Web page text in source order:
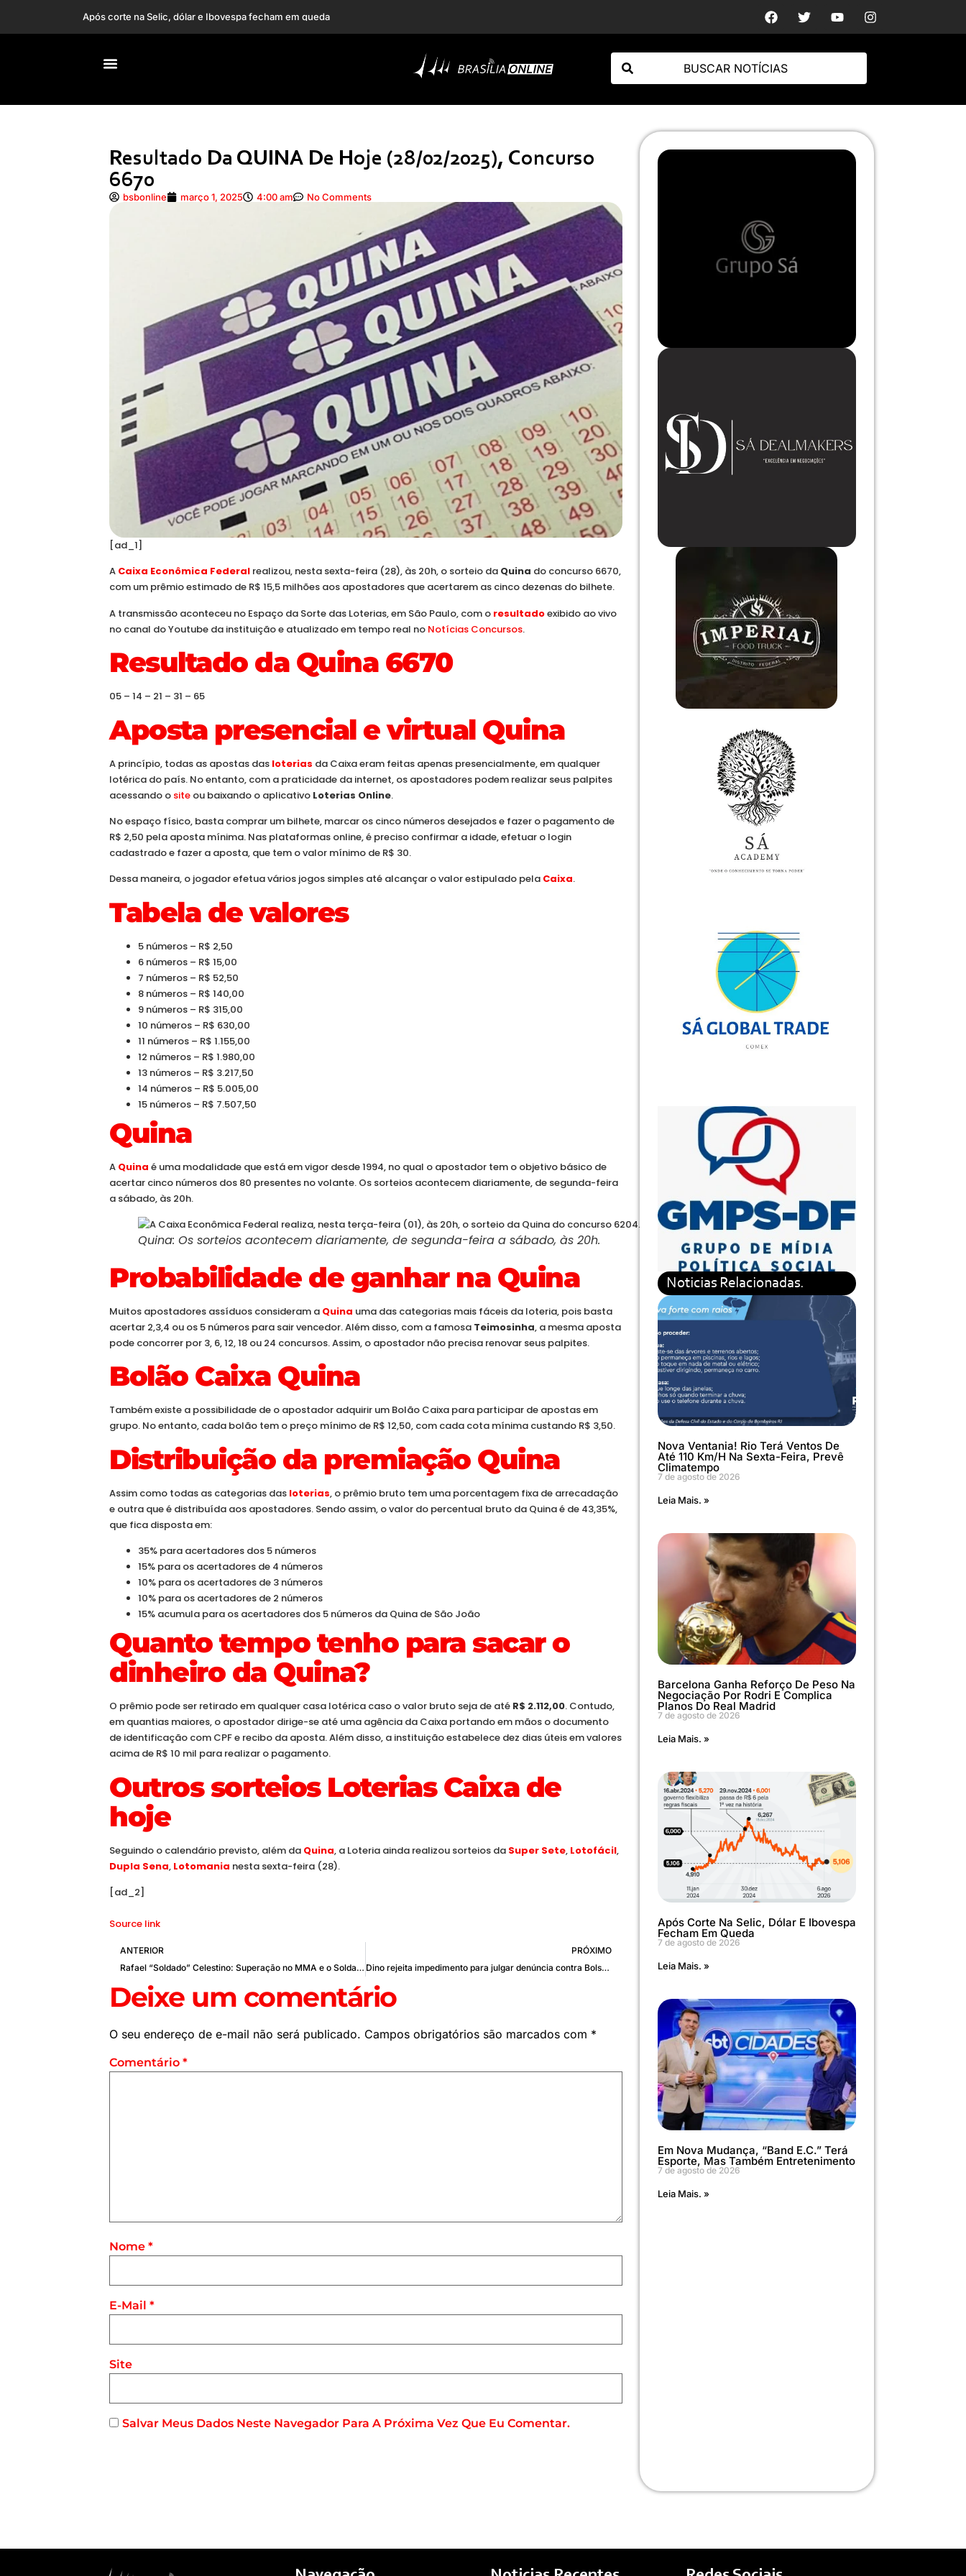
Após corte na Selic, dólar e Ibovespa fecham em queda
Em nova mudança, “Band E.C.” terá esporte, mas também entretenimento
Resultado Da QUINA De Hoje (28/02/2025), Concurso
6670
bsbonline março 1, 2025 4:00 am No Comments
[ad_1]
A Caixa Econômica Federal realizou, nesta sexta-feira (28), às 20h, o sorteio da Quina do concurso 6670,
com um prêmio estimado de R$ 15,5 milhões aos apostadores que acertarem as cinco dezenas do bilhete.
A transmissão aconteceu no Espaço da Sorte das Loterias, em São Paulo, com o resultadoexibido ao vivo
no canal do Youtube da instituição e atualizado em tempo real no Notícias Concursos.
Resultado da Quina 6670
05 – 14 – 21 – 31 – 65
Aposta presencial e virtual Quina
A princípio, todas as apostas das loterias da Caixa eram feitas apenas presencialmente, em qualquer
lotérica do país. No entanto, com a praticidade da internet, os apostadores podem realizar seus palpites
acessando o site ou baixando o aplicativo Loterias Online.
No espaço físico, basta comprar um bilhete, marcar os cinco números desejados e fazer o pagamento de
R$ 2,50 pela aposta mínima. Nas plataformas online, é preciso confirmar a idade, efetuar o login
cadastrado e fazer a aposta, que tem o valor mínimo de R$ 30.
Dessa maneira, o jogador efetua vários jogos simples até alcançar o valor estipulado pela Caixa.
Tabela de valores
5 números – R$ 2,50
6 números – R$ 15,00
7 números – R$ 52,50
8 números – R$ 140,00
9 números – R$ 315,00
10 números – R$ 630,00
11 números – R$ 1.155,00
12 números – R$ 1.980,00
13 números – R$ 3.217,50
14 números – R$ 5.005,00
15 números – R$ 7.507,50
Quina
A Quina é uma modalidade que está em vigor desde 1994, no qual o apostador tem o objetivo básico de
acertar cinco números dos 80 presentes no volante. Os sorteios acontecem diariamente, de segunda-feira
a sábado, às 20h.
Quina: Os sorteios acontecem diariamente, de segunda-feira a sábado, às 20h.
Probabilidade de ganhar na Quina
Muitos apostadores assíduos consideram a Quina uma das categorias mais fáceis da loteria, pois basta
acertar 2,3,4 ou os 5 números para sair vencedor. Além disso, com a famosa Teimosinha, a mesma aposta
pode concorrer por 3, 6, 12, 18 ou 24 concursos. Assim, o apostador não precisa renovar seus palpites.
Bolão Caixa Quina
Também existe a possibilidade de o apostador adquirir um Bolão Caixa para participar de apostas em
grupo. No entanto, cada bolão tem o preço mínimo de R$ 12,50, com cada cota mínima custando R$ 3,50.
Distribuição da premiação Quina
Assim como todas as categorias das loterias, o prêmio bruto tem uma porcentagem fixa de arrecadação
e outra que é distribuída aos apostadores. Sendo assim, o valor do percentual bruto da Quina é de 43,35%,
que fica disposta em:
35% para acertadores dos 5 números
15% para os acertadores de 4 números
10% para os acertadores de 3 números
10% para os acertadores de 2 números
15% acumula para os acertadores dos 5 números da Quina de São João
Quanto tempo tenho para sacar o
dinheiro da Quina?
O prêmio pode ser retirado em qualquer casa lotérica caso o valor bruto seja de até R$ 2.112,00. Contudo,
em quantias maiores, o apostador dirige-se até uma agência da Caixa portando em mãos o documento
de identificação com CPF e recibo da aposta. Além disso, a instituição estabelece dez dias úteis em valores
acima de R$ 10 mil para realizar o pagamento.
Outros sorteios Loterias Caixa de
hoje
Seguindo o calendário previsto, além da Quina, a Loteria ainda realizou sorteios da Super Sete, Lotofácil,
Dupla Sena, Lotomania nesta sexta-feira (28).
[ad_2]
Source link
ANTERIOR
Rafael “Soldado” Celestino: Superação no MMA e o Soldado Combat
PRÓXIMO
Dino rejeita impedimento para julgar denúncia contra Bolsonaro
Deixe um comentário
O seu endereço de e-mail não será publicado. Campos obrigatórios são marcados com *
Comentário *
Nome *
E-Mail *
Site
Salvar Meus Dados Neste Navegador Para A Próxima Vez Que Eu Comentar.
Noticias Relacionadas.
Nova Ventania! Rio Terá Ventos De
Até 110 Km/h Na Sexta-Feira, Prevê
Climatempo
7 de agosto de 2026
Leia Mais. »
Barcelona Ganha Reforço De Peso Na
Negociação Por Rodri E Complica
Planos Do Real Madrid
7 de agosto de 2026
Leia Mais. »
Após Corte Na Selic, Dólar E Ibovespa
Fecham Em Queda
7 de agosto de 2026
Leia Mais. »
Em Nova Mudança, “Band E.C.” Terá
Esporte, Mas Também Entretenimento
7 de agosto de 2026
Leia Mais. »